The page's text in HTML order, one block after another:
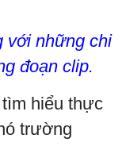
với những chi
đoạn clip.
hiểu thực
trường